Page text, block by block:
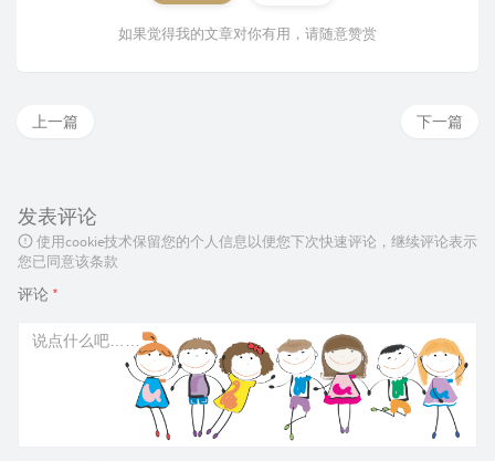
如果觉得我的文章对你有用，请随意赞赏
下一篇
上一篇
发表评论
使用cookie技术保留您的个人信息以便您下次快速评论，继续评论表示
您已同意该条款
评论 *